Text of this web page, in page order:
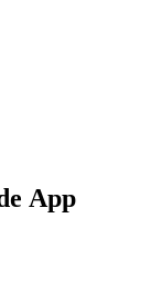
App